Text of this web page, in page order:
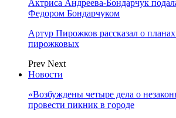
Актриса Андреева-Бондарчук
Федором Бондарчуком
Артур Пирожков рассказал о
пирожковых
Prev Next
Новости
«Возбуждены четыре дела о
провести пикник в городе